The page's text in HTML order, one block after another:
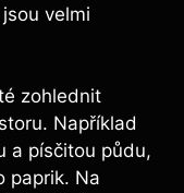
velmi
zohlednit
Například
a písčitou půdu,
paprik. Na